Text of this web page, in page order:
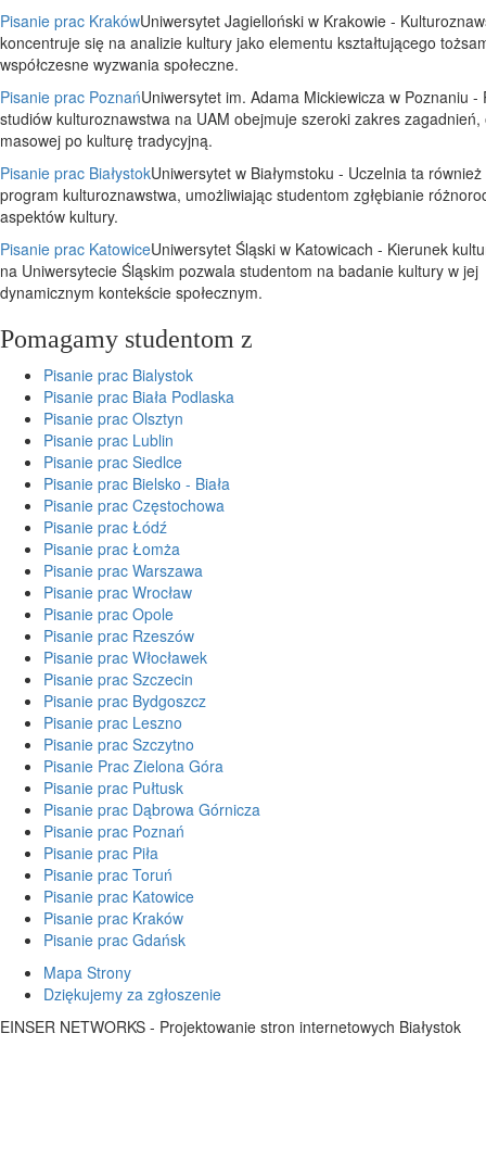
Pisanie prac KrakówUniwersytet Jagielloński w Krakowie -
koncentruje się na analizie kultury jako elementu kształtującego
współczesne wyzwania społeczne.
Pisanie prac PoznańUniwersytet im. Adama Mickiewicza w Poznaniu -
studiów kulturoznawstwa na UAM obejmuje szeroki zakres zagadnień,
masowej po kulturę tradycyjną.
Pisanie prac BiałystokUniwersytet w Białymstoku - Uczelnia ta
program kulturoznawstwa, umożliwiając studentom zgłębianie
aspektów kultury.
Pisanie prac KatowiceUniwersytet Śląski w Katowicach - Kierunek
na Uniwersytecie Śląskim pozwala studentom na badanie kultury w jej
dynamicznym kontekście społecznym.
Pomagamy studentom z
Pisanie prac Bialystok
Pisanie prac Biała Podlaska
Pisanie prac Olsztyn
Pisanie prac Lublin
Pisanie prac Siedlce
Pisanie prac Bielsko - Biała
Pisanie prac Częstochowa
Pisanie prac Łódź
Pisanie prac Łomża
Pisanie prac Warszawa
Pisanie prac Wrocław
Pisanie prac Opole
Pisanie prac Rzeszów
Pisanie prac Włocławek
Pisanie prac Szczecin
Pisanie prac Bydgoszcz
Pisanie prac Leszno
Pisanie prac Szczytno
Pisanie Prac Zielona Góra
Pisanie prac Pułtusk
Pisanie prac Dąbrowa Górnicza
Pisanie prac Poznań
Pisanie prac Piła
Pisanie prac Toruń
Pisanie prac Katowice
Pisanie prac Kraków
Pisanie prac Gdańsk
Mapa Strony
Dziękujemy za zgłoszenie
EINSER NETWORKS - Projektowanie stron internetowych Białystok